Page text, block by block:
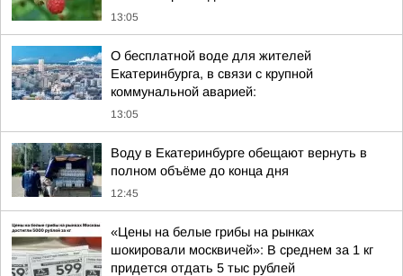
13:05
О бесплатной воде для жителей
Екатеринбурга, в связи с крупной
коммунальной аварией:
13:05
Воду в Екатеринбурге обещают вернуть в
полном объёме до конца дня
12:45
«Цены на белые грибы на рынках
шокировали москвичей»: В среднем за 1 кг
придется отдать 5 тыс рублей